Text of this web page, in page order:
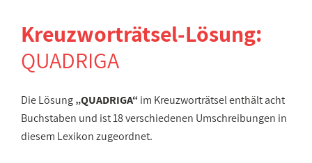
Kreuzworträtsel-Lösung:
QUADRIGA
Die Lösung„QUADRIGA“ im Kreuzworträtsel enthält acht
Buchstaben und ist 18 verschiedenen Umschreibungen in
diesem Lexikon zugeordnet.